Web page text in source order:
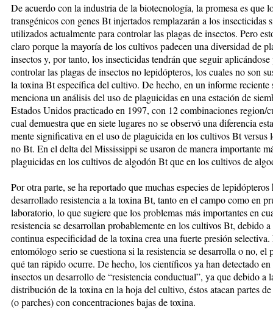
De acuerdo con la industria de la bio­tec­nología, la promesa es que
transgénicos con genes Bt injer­ta­dos remplazarán a los insecticidas
utilizados actualmente para con­trolar las plagas de insectos. Pero
claro porque la mayoría de los cultivos padecen una diver­si­dad de
insectos y, por tan­to, los insecticidas tendrán que seguir aplicándose
controlar las plagas de insectos no lepidópteros, los cuales no son
la toxina Bt especí­fi­ca del cultivo. De hecho, en un in­for­me reciente
menciona un aná­lisis del uso de plaguicidas en una es­ta­ción de
Estados Unidos prac­ticado en 1997, con 12 combina­cio­nes region/
cual de­mues­tra que en siete lugares no se observó una diferencia
mente sig­ni­fi­cati­va en el uso de pla­guicida en los cul­ti­­vos Bt versus
no Bt. En el delta del Mississippi se usaron de ma­nera impor­tan­te
plaguicidas en los cultivos de algodón Bt que en los cultivos de
Por otra parte, se ha reportado que muchas especies de lepidópteros
desarrollado resistencia a la toxina Bt, tan­to en el campo como en
laboratorio, lo que sugiere que los pro­blemas más importantes en
resistencia se de­sarrollan probablemente en los cultivos Bt, debido
continua especificidad de la to­xina crea una fuerte presión
entomólogo serio se cues­tiona si la resistencia se desarrolla o no, el
qué tan rápido ocu­rre. De hecho, los científicos ya han detectado
insectos un desarrollo de “resistencia conductual”, ya que debido a
distribución de la toxina en la hoja del cultivo, éstos atacan partes
(o par­ches) con concentraciones bajas de toxina.